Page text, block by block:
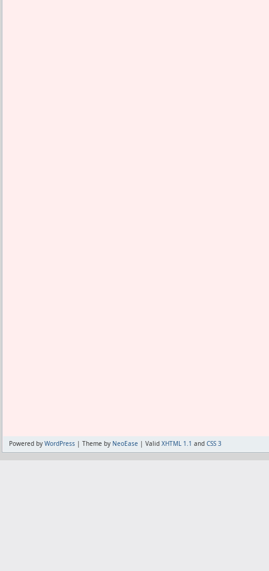
Powered by WordPress | Theme by NeoEase | Valid XHTML 1.1 and CSS 3